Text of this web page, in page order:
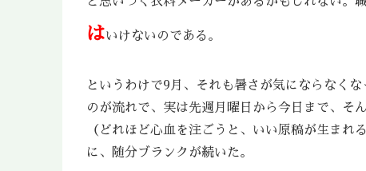
はいけないのである。
というわけで9月、それも暑さが気にならなく
のが流れで、実は先週月曜日から今日まで、そ
（どれほど心血を注ごうと、いい原稿が生ま
に、随分ブランクが続いた。